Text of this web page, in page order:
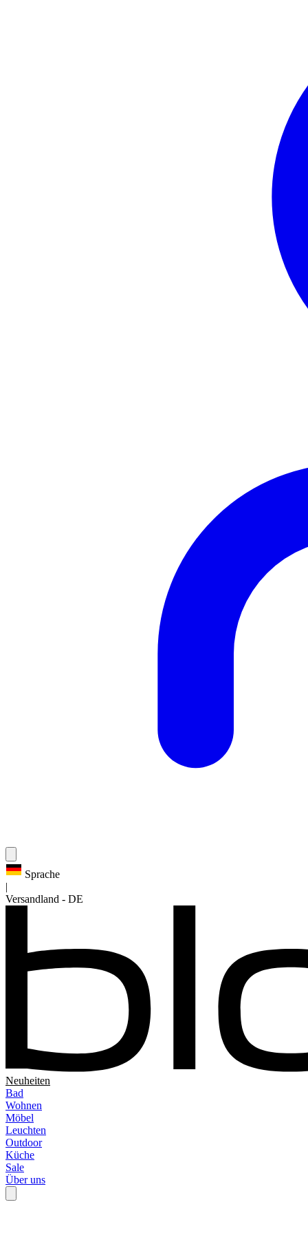
Sprache
Versandland - DE
Neuheiten
Bad
Wohnen
Möbel
Leuchten
Outdoor
Küche
Sale
Über uns